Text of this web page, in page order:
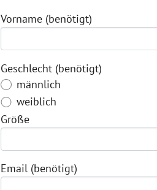
Vorname (benötigt)
Geschlecht (benötigt)
männlich
weiblich
Größe
Email (benötigt)